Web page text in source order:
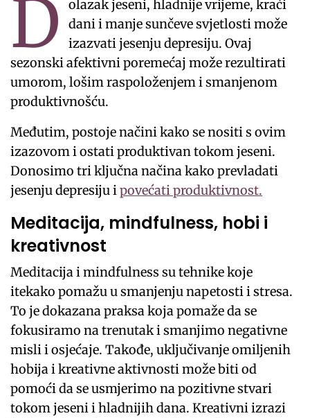
D
olazak jeseni, hladnije vrijeme, kraći
dani i manje sunčeve svjetlosti može
izazvati jesenju depresiju. Ovaj
sezonski afektivni poremećaj može rezultirati
umorom, lošim raspoloženjem i smanjenom
produktivnošću.
Međutim, postoje načini kako se nositi s ovim
izazovom i ostati produktivan tokom jeseni.
Donosimo tri ključna načina kako prevladati
jesenju depresiju ipovećati produktivnost.
Meditacija, mindfulness, hobi i
kreativnost
Meditacija i mindfulness su tehnike koje
itekako pomažu u smanjenju napetosti i stresa.
To je dokazana praksa koja pomaže da se
fokusiramo na trenutak i smanjimo negativne
misli i osjećaje. Takođe, uključivanje omiljenih
hobija i kreativne aktivnosti može biti od
pomoći da se usmjerimo na pozitivne stvari
tokom jeseni i hladnijih dana. Kreativni izrazi